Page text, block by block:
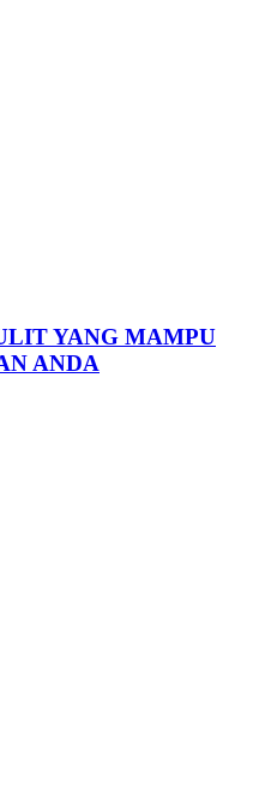
YANG MAMPU
ANDA